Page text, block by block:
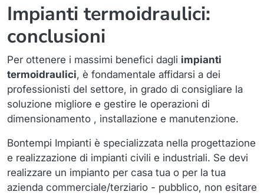
Impianti termoidraulici:
conclusioni
Per ottenere i massimi benefici dagli impianti
termoidraulici, è fondamentale affidarsi a dei
professionisti del settore, in grado di consigliare la
soluzione migliore e gestire le operazioni di
dimensionamento , installazione e manutenzione.
Bontempi Impianti è specializzata nella progettazione
e realizzazione di impianti civili e industriali. Se devi
realizzare un impianto per casa tua o per la tua
azienda commerciale/terziario - pubblico, non esitare